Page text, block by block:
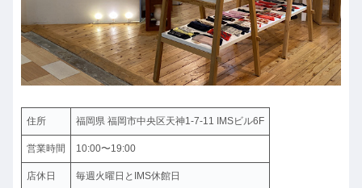
住所 福岡県 福岡市中央区天神1-7‐11 IMSビル6F
営業時間 10:00〜19:00
店休日 毎週火曜日とIMS休館日